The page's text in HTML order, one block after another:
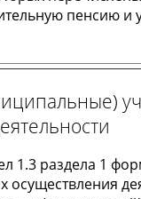
пенсию и
1.3 раздела 1
осуществления